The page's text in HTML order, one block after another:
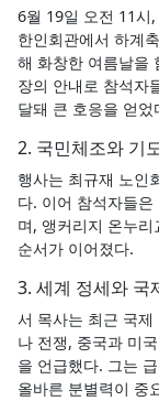
6월 19일 오전 11시
한인회관에서 하계
해 화창한 여름날을
장의 안내로 참석자
달돼 큰 호응을 얻었
2. 국민체조와 기
행사는 최규재 노인
다. 이어 참석자들
며, 앵커리지 온누
순서가 이어졌다.
3. 세계 정세와 국
서 목사는 최근 국제
나 전쟁, 중국과 미
을 언급했다. 그는
올바른 분별력이 중